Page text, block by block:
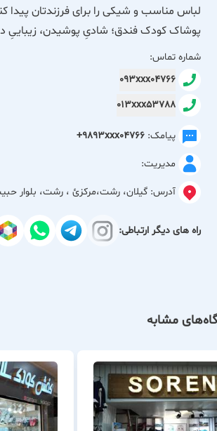
لباس مناسب و شیکی را برای فرزندتان پیدا
پوشاک کودک فندق؛ شادیِ پوشیدن، زیباییِ
شماره تماس:
093xxx04766
013xxx53788
پیامک: +9893xxx04766
مدیریت:
آدرس: گیلان، رشت،مركزئ ، رشت، بلوار حبیب زاده، فاز 2
راه های دیگر ارتباطی:
مشابه